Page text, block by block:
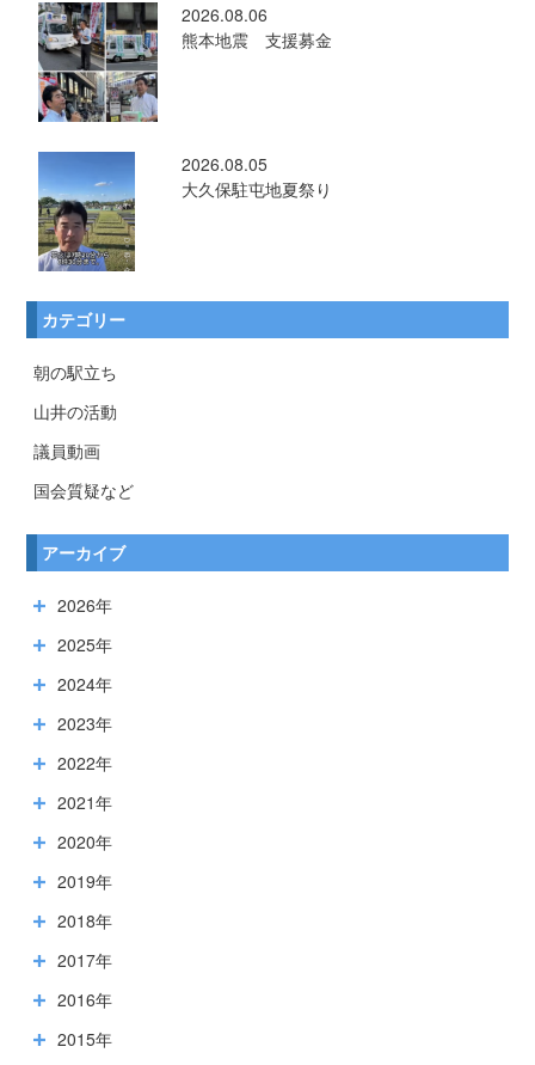
2026.08.06
熊本地震 支援募金
2026.08.05
大久保駐屯地夏祭り
カテゴリー
朝の駅立ち
山井の活動
議員動画
国会質疑など
アーカイブ
2026年
2025年
2024年
2023年
2022年
2021年
2020年
2019年
2018年
2017年
2016年
2015年